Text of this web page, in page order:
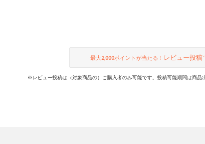
最大2,000ポイントが当たる！ レビュー投稿
※レビュー投稿は（対象商品の）ご購入者のみ可能です。投稿可能期間は商品